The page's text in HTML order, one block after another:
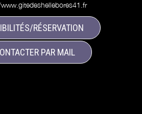
RÉSERVATION
PAR MAIL